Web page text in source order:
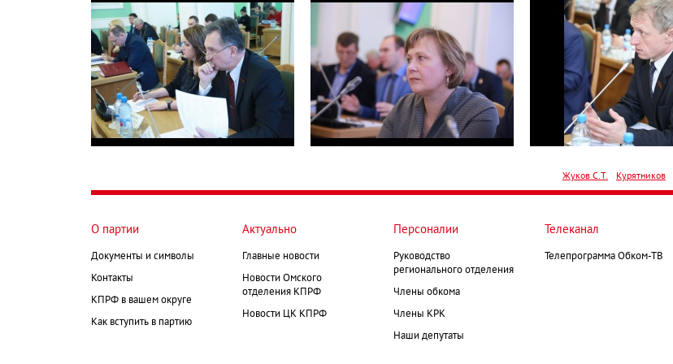
Курятников
Жуков С.Т.
О партии
Документы и символы
Контакты
КПРФ в вашем округе
Как вступить в партию
Актуально
Главные новости
Новости Омского
отделения КПРФ
Новости ЦК КПРФ
Персоналии
Руководство
регионального отделения
Члены обкома
Члены КРК
Наши депутаты
Телеканал
Телепрограмма Обком-ТВ